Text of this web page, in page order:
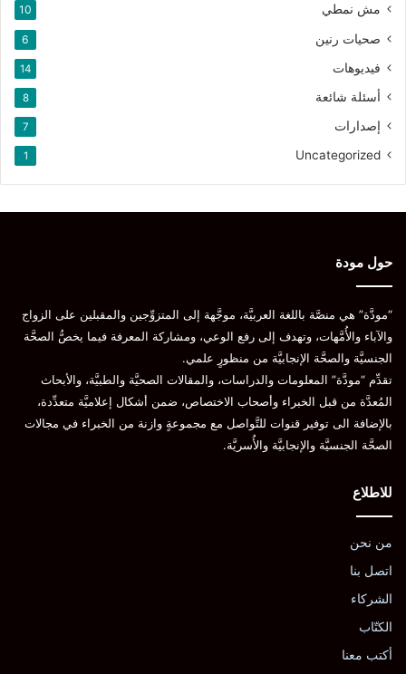
مش نمطي 10
صحيات رنين 6
فيديوهات 14
أسئلة شائعة 8
إصدارات 7
Uncategorized
1
حول مودة
“مودَّة” هي منصَّة باللغة العربيَّة، موجَّهة إلى المتزوِّجين والمقبلين على الزواج
والآباء والأُمَّهات، وتهدف إلى رفع الوعي، ومشاركة المعرفة فيما يخصُّ الصحَّة
الجنسيَّة والصحَّة الإنجابيَّة من منظورٍ علمي.
تقدِّم “مودَّة” المعلومات والدراسات، والمقالات الصحيَّة والطبيَّة، والأبحاث
المُعدَّة من قبل الخبراء وأصحاب الاختصاص، ضمن أشكال إعلاميَّة متعدِّدة،
بالإضافة الى توفير قنوات للتَّواصل مع مجموعةٍ وازنة من الخبراء في مجالات
الصحَّة الجنسيَّة والإنجابيَّة والأُسريَّة.
للاطلاع
من نحن
اتصل بنا
الشركاء
الكتّاب
أكتب معنا